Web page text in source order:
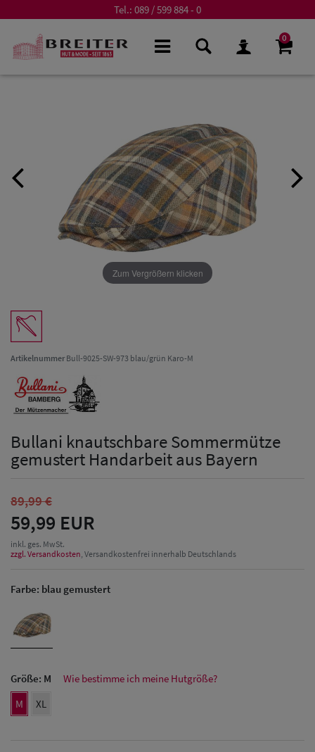
Tel.: 089 / 599 884 - 0
0
Herren Caps
Zum Vergrößern klicken
ArtikelnummerBull-9025-SW-973 blau/grün Karo-M
Bullani knautschbare Sommermütze
gemustert Handarbeit aus Bayern
89,99 €
59,99 EUR
inkl. ges. MwSt.
zzgl. Versandkosten , Versandkostenfrei innerhalb Deutschlands
Farbe: blau gemustert
Größe: M
Wie bestimme ich meine Hutgröße?
M
XL